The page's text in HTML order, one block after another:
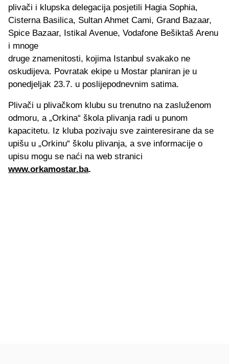
plivači i klupska delegacija posjetili Hagia Sophia,
Cisterna Basilica, Sultan Ahmet Cami, Grand Bazaar,
Spice Bazaar, Istikal Avenue, Vodafone Bešiktaš Arenu
i mnoge
druge znamenitosti, kojima Istanbul svakako ne
oskudijeva. Povratak ekipe u Mostar planiran je u
ponedjeljak 23.7. u poslijepodnevnim satima.
Plivači u plivačkom klubu su trenutno na zasluženom
odmoru, a „Orkina“ škola plivanja radi u punom
kapacitetu. Iz kluba pozivaju sve zainteresirane da se
upišu u „Orkinu“ školu plivanja, a sve informacije o
upisu mogu se naći na web stranici
www.orkamostar.ba.